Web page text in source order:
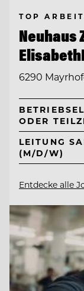
TOP
Neuhaus
6290
ODER
LEITUNG
(M/D/W)
Entdecke alle